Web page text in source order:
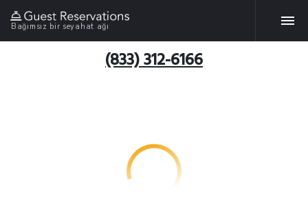
Bağımsız bir seyahat ağı
(833) 312-6166